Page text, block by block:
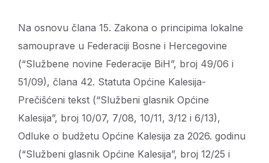
Na osnovu člana 15. Zakona o principima lokalne
samouprave u Federaciji Bosne i Hercegovine
(“Službene novine Federacije BiH”, broj 49/06 i
51/09), člana 42. Statuta Općine Kalesija-
Prečišćeni tekst (“Službeni glasnik Općine
Kalesija”, broj 10/07, 7/08, 10/11, 3/12 i 6/13),
Odluke o budžetu Općine Kalesija za 2026. godinu
(“Službeni glasnik Općine Kalesija”, broj 12/25 i